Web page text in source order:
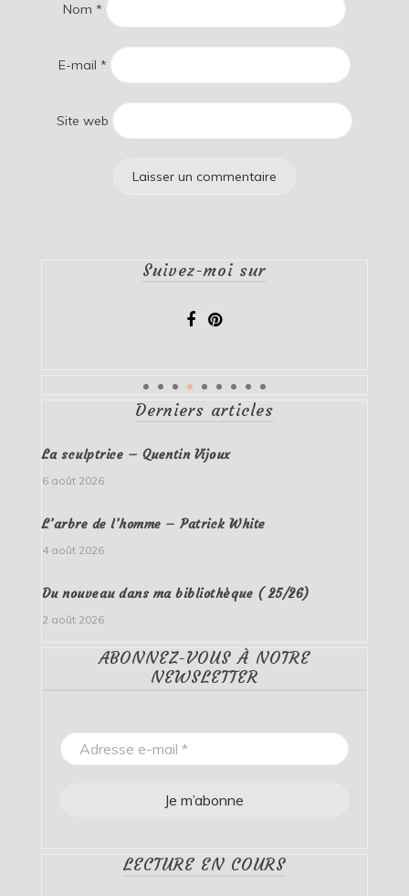
Nom *
E-mail *
Site web
Suivez-moi sur
Derniers articles
La sculptrice – Quentin Vijoux
6 août 2026
L’arbre de l’homme – Patrick White
4 août 2026
Du nouveau dans ma bibliothèque ( 25/26)
2 août 2026
ABONNEZ-VOUS À NOTRE
NEWSLETTER
LECTURE EN COURS